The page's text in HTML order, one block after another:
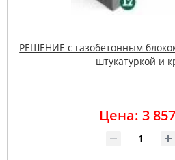
РЕШЕНИЕ с газобетонным
штукатуркой и
Цена: 3